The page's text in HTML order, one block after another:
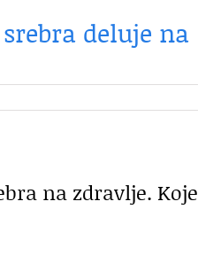
deluje na
na zdravlje. Koje